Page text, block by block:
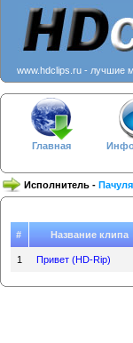
www.hdclips.ru - лучшие
Главная
Исполнитель - Пачуля
# Название клипа
1 Привет (HD-Rip)